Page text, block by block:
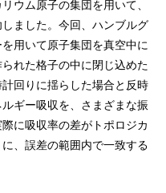
ウム原子の集団を用いて、
ました。今回、ハンブルグ
用いて原子集団を真空中に
れた格子の中に閉じ込めた
回りに揺らした場合と反時
ギー吸収を、さまざまな振
に吸収率の差がトポロジカ
、誤差の範囲内で一致する